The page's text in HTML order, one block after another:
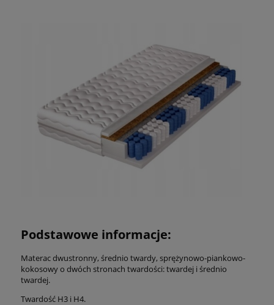
Podstawowe informacje:
Materac dwustronny, średnio twardy, sprężynowo-piankowo-
kokosowy o dwóch stronach twardości: twardej i średnio
twardej.
Twardość H3 i H4.